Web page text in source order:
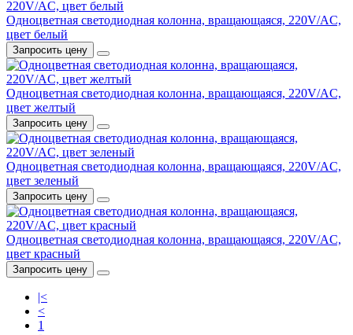
Одноцветная светодиодная колонна, вращающаяся, 220V/AC,
цвет белый
Запросить цену
Одноцветная светодиодная колонна, вращающаяся, 220V/AC,
цвет желтый
Запросить цену
Одноцветная светодиодная колонна, вращающаяся, 220V/AC,
цвет зеленый
Запросить цену
Одноцветная светодиодная колонна, вращающаяся, 220V/AC,
цвет красный
Запросить цену
|<
<
1